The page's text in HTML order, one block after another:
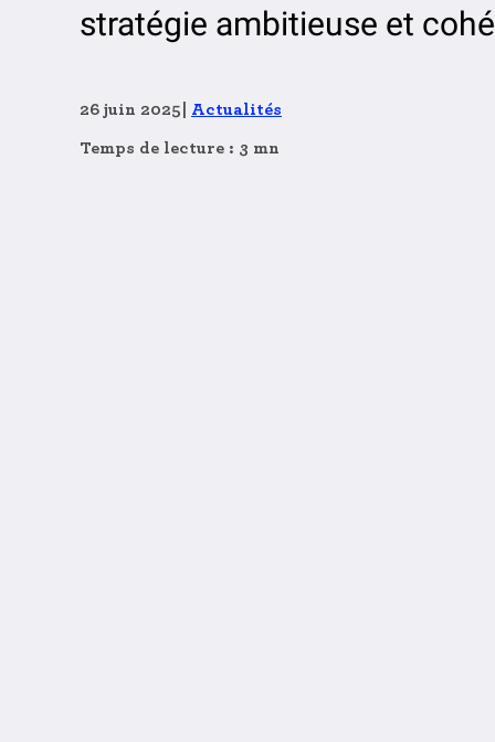
stratégie ambitieuse et
26 juin 2025 Actualités
Temps de lecture : 3 mn